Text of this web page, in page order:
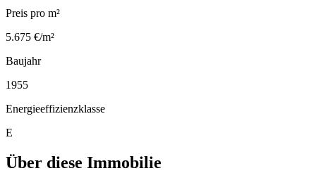
Preis pro m²
5.675 €/m²
Baujahr
1955
Energieeffizienzklasse
E
Über diese Immobilie